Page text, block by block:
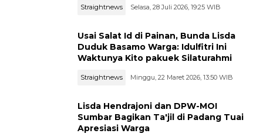
Straightnews Selasa, 28 Juli 2026, 19:25 WIB
Usai Salat Id di Painan, Bunda Lisda
Duduk Basamo Warga: Idulfitri Ini
Waktunya Kito pakuek Silaturahmi
Straightnews Minggu, 22 Maret 2026, 13:50 WIB
Lisda Hendrajoni dan DPW-MOI
Sumbar Bagikan Ta'jil di Padang Tuai
Apresiasi Warga